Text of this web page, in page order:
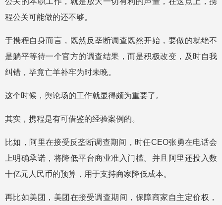
程公关可能做的还不够。
于携程自身而言，既然反垄断调查既然开始，要做的就绝不
是躺平等待一个官方的调查结果，而是积极改变，及时自我
纠错，毕竟亡羊补牢为时未晚。
这个时候，舆论场的工作就显得颇为重要了。
其实，携程是有可借鉴的经验案例的。
比如，阿里在接受反垄断调查期间，时任CEO张勇在电话会
上明确承诺，将降低平台商业准入门槛。并且阿里还投入数
十亿元人民币的预算，用于支持商家降低成本。
再比如美团，美团在接受调查期间，保障商家自主定价权，